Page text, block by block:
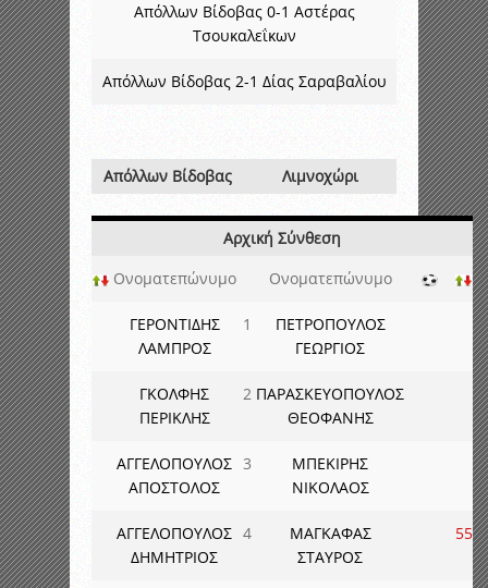
Απόλλων Βίδοβας 0-1 Αστέρας
Τσουκαλεΐκων
Απόλλων Βίδοβας 2-1 Δίας Σαραβαλίου
Απόλλων Βίδοβας Λιμνοχώρι
Αρχική Σύνθεση
Ονοματεπώνυμο
Ονοματεπώνυμο
ΓΕΡΟΝΤΙΔΗΣ
ΛΑΜΠΡΟΣ
1
ΠΕΤΡΟΠΟΥΛΟΣ
ΓΕΩΡΓΙΟΣ
ΓΚΟΛΦΗΣ
ΠΕΡΙΚΛΗΣ
2 ΠΑΡΑΣΚΕΥΟΠΟΥΛΟΣ
ΘΕΟΦΑΝΗΣ
ΑΓΓΕΛΟΠΟΥΛΟΣ
ΑΠΟΣΤΟΛΟΣ
3
ΜΠΕΚΙΡΗΣ
ΝΙΚΟΛΑΟΣ
ΑΓΓΕΛΟΠΟΥΛΟΣ
ΔΗΜΗΤΡΙΟΣ
4
ΜΑΓΚΑΦΑΣ
ΣΤΑΥΡΟΣ
55